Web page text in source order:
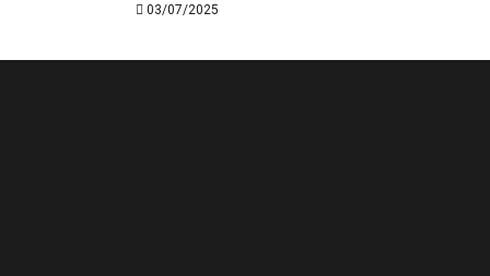
03/07/2025